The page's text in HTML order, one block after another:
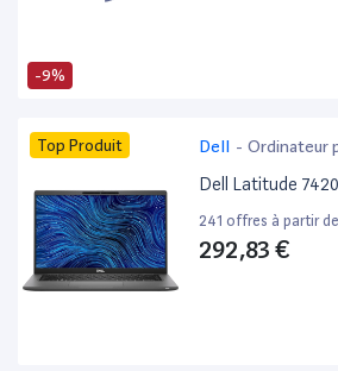
-9%
Top Produit Dell - Ordinateur
Dell Latitude 7420
241 offres à partir
292,83 €